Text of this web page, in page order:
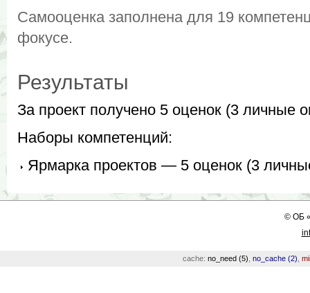
Самооценка заполнена для 19
фокусе.
Результаты
За проект получено 5 оценок (3 личные
Наборы компетенций:
Ярмарка проектов — 5 оценок (3
©ОБ
cache: no_need (5) no_cache (2)